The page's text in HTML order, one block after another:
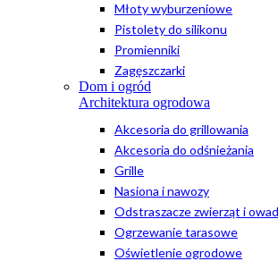
Młoty wyburzeniowe
Pistolety do silikonu
Promienniki
Zagęszczarki
Dom i ogród
Architektura ogrodowa
Akcesoria do grillowania
Akcesoria do odśnieżania
Grille
Nasiona i nawozy
Odstraszacze zwierząt i
Ogrzewanie tarasowe
Oświetlenie ogrodowe